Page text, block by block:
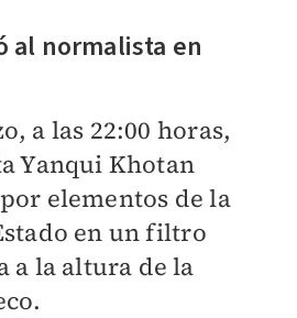
al normalista en
a las 22:00 horas,
Yanqui Khotan
elementos de la
en un filtro
a la altura de la